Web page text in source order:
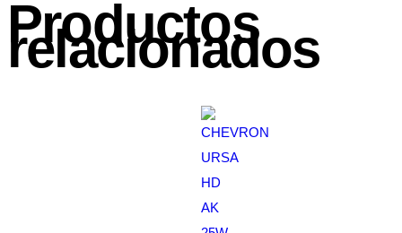
Productos
relacionados